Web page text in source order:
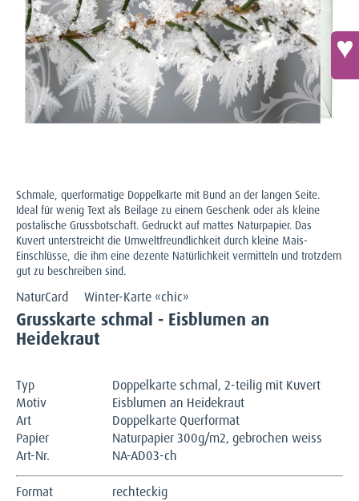
Schmale, querformatige Doppelkarte mit Bund an der langen Seite.
Ideal für wenig Text als Beilage zu einem Geschenk oder als kleine
postalische Grussbotschaft. Gedruckt auf mattes Naturpapier. Das
Kuvert unterstreicht die Umweltfreundlichkeit durch kleine Mais-
Einschlüsse, die ihm eine dezente Natürlichkeit vermitteln und trotzdem
gut zu beschreiben sind.
NaturCard Winter-Karte «chic»
Grusskarte schmal - Eisblumen an
Heidekraut
Typ
Doppelkarte schmal, 2-teilig mit Kuvert
Motiv
Eisblumen an Heidekraut
Art
Doppelkarte Querformat
Papier
Naturpapier 300g/m2, gebrochen weiss
Art-Nr.
NA-AD03-ch
Format rechteckig